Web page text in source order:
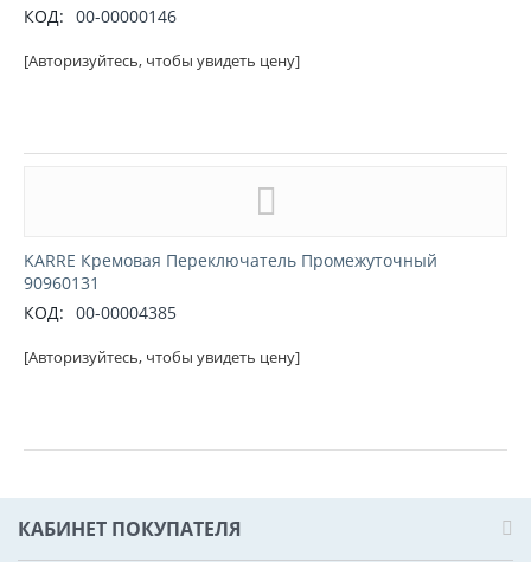
КОД: 00-00000146
[Авторизуйтесь, чтобы увидеть цену]
KARRE Кремовая Переключатель Промежуточный
90960131
КОД: 00-00004385
[Авторизуйтесь, чтобы увидеть цену]
КАБИНЕТ ПОКУПАТЕЛЯ